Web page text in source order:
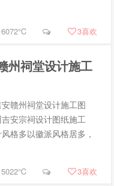
6072℃ 3喜欢
州祠堂设计施工
赣州祠堂设计施工图
安宗祠设计图纸施工
格多以徽派风格居多，
5022℃ 3喜欢